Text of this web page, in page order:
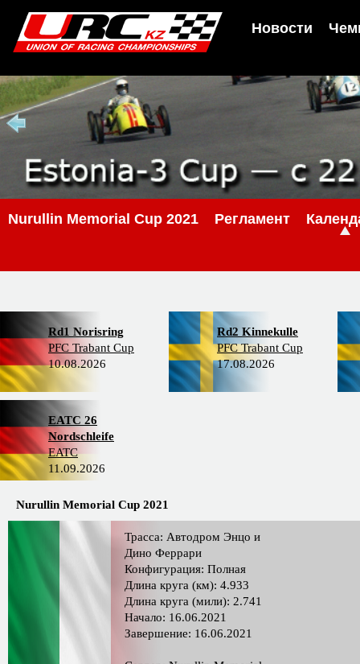
Новости
Nurullin Memorial Cup 2021 Регламент
Rd1 Norisring
PFC Trabant Cup
10.08.2026
Rd2 Kinnekulle
PFC Trabant Cup
17.08.2026
EATC 26
Nordschleife
EATC
11.09.2026
Nurullin Memorial Cup 2021
Трасса: Автодром Энцо и
Дино Феррари
Конфигурация: Полная
Длина круга (км): 4.933
Длина круга (мили): 2.741
Начало: 16.06.2021
Завершение: 16.06.2021